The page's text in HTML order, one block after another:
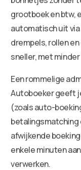
grootboek en btw,
automatisch uit
drempels, rollen
sneller, met
Een rommelige
Autoboeker geeft
(zoals auto-
betalingsmatching
afwijkende
enkele minuten
verwerken.